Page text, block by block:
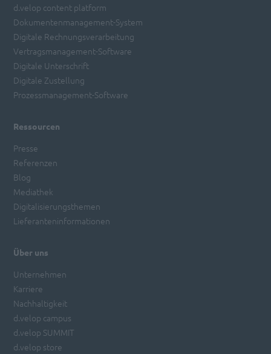
d.velop content platform
Dokumentenmanagement-System
Digitale Rechnungsverarbeitung
Vertragsmanagement-Software
Digitale Unterschrift
Digitale Zustellung
Prozessmanagement-Software
Ressourcen
Presse
Referenzen
Blog
Mediathek
Digitalisierungsthemen
Lieferanteninformationen
Über uns
Unternehmen
Karriere
Nachhaltigkeit
d.velop campus
d.velop SUMMIT
d.velop store